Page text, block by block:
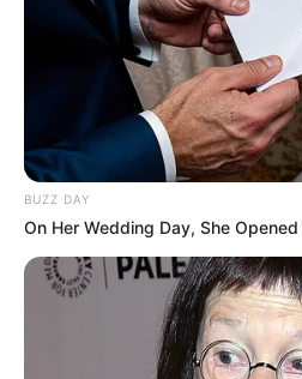
BUZZ DAY
On Her Wedding Day, She